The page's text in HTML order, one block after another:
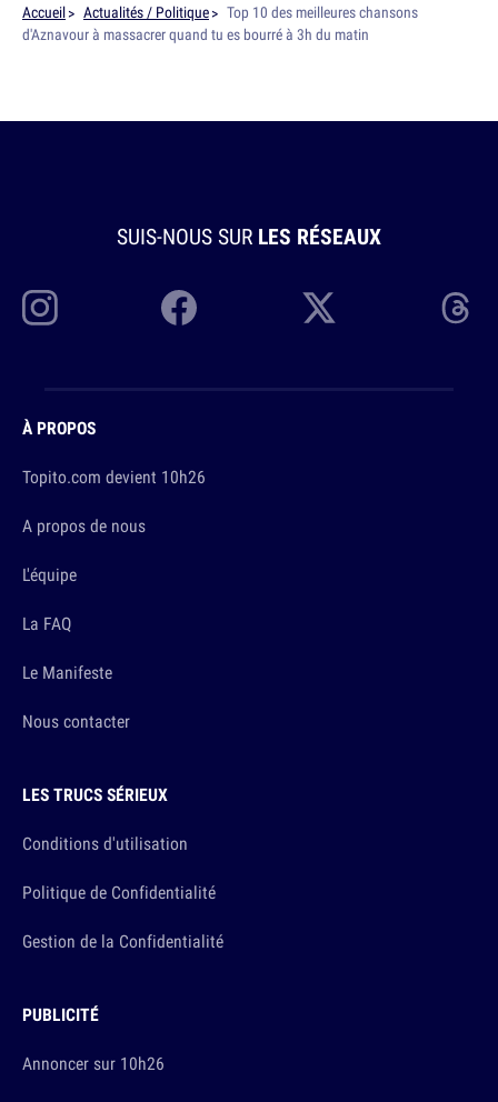
Accueil Actualités / Politique
Top 10 des meilleures chansons
d'Aznavour à massacrer quand tu es bourré à 3h du matin
SUIS-NOUS SUR LES RÉSEAUX
À PROPOS
Topito.com devient 10h26
A propos de nous
L'équipe
La FAQ
Le Manifeste
Nous contacter
LES TRUCS SÉRIEUX
Conditions d'utilisation
Politique de Confidentialité
Gestion de la Confidentialité
PUBLICITÉ
Annoncer sur 10h26